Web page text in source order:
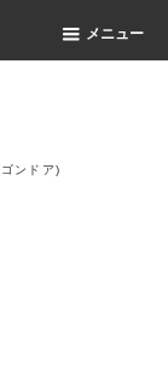
メニュー
ンドア)